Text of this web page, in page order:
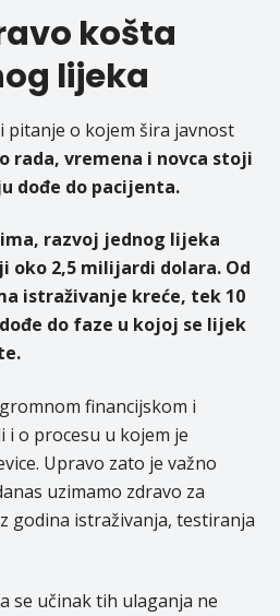
košta
lijeka
pitanje o kojem šira javnost
rada, vremena i novca stoji
dođe do pacijenta.
razvoj jednog lijeka
oko 2,5 milijardi dolara. Od
istraživanje kreće, tek 10
do faze u kojoj se lijek
financijskom i
i o procesu u kojem je
Upravo zato je važno
uzimamo zdravo za
godina istraživanja, testiranja
se učinak tih ulaganja ne